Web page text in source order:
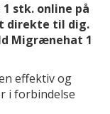
stk. online på
direkte til dig.
Migrænehat 1
effektiv og
i forbindelse